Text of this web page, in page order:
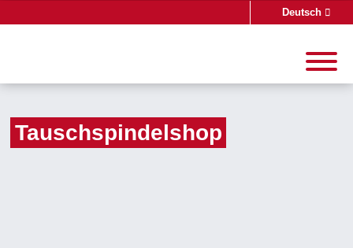
Suche
Deutsch
Tauschspindelshop